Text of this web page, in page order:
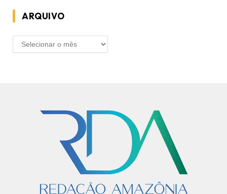
ARQUIVO
ARQUIVO